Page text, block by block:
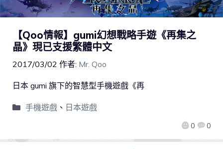
【Qoo情報】gumi幻想戰略手遊《再集之
晶》現已支援繁體中文
2017/03/02 作者: Mr. Qoo
0 0
日本 gumi 旗下的智慧型手機遊戲《再
手機遊戲、 日本遊戲